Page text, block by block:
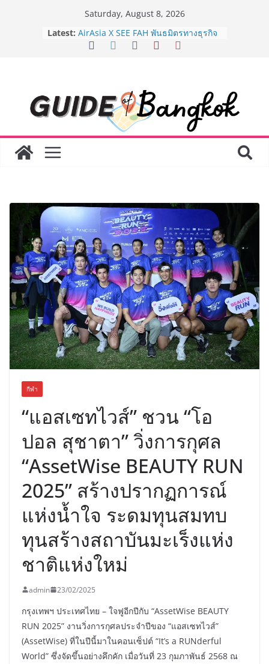
Saturday, August 8, 2026
Latest: AirAsia X SEE FAH พันธมิตรทางธุรกิจ
ยาวนานกว่า 20 ปี ต่อยอดเสิร์ฟความ
“BIO TRADE CONNECT 2026” ยก
ระดับผลิตภัณฑ์ท้องถิ่นสู่ตลาดเชิง
พาณิชย์อย่างยั่งยืน
LORDNINE จัดศึกคนดังสายเกม ไทย
ปะทะ ฟิลิปปินส์ ใน “Rise of the Tenth
ได้เตรียมนักเรียนเพียงเพื่อก้าวเข้าสู่
มหาวิทยาลัยเท่านั้น แต่ยังเตรียมพวก
เขาให้พร้อมเป็นผู้กำหนดอนาคต”
8.8 “ซูเลียน” รวมพลังนักธุรกิจทั่ว
ประเทศ จัดประชุมใหญ่แห่งปี พบ CEO
“ดร.ปิยะวัฒน์” ถ่ายทอดวิสัยทัศน์ธุรกิจ
พร้อมฟรีคอนเสิร์ต “โชค รถแห่” ยกวง
กีฬา
“แอสเซทไวส์” ชวน “โอ
ปอล สุชาตา” วิ่งการกุศล
“AssetWise BEAUTY RUN
2025” สร้างปรากฏการณ์
แห่งน้ำใจ ระดมทุนสมทบ
ทุนสร้างสถาบันมะเร็งแห่ง
ชาติแห่งใหม่
admin 23/02/2025
กรุงเทพฯ ประเทศไทย – ใจฟูอีกปีกับ “AssetWise BEAUTY
RUN 2025” งานวิ่งการกุศลประจำปีของ “แอสเซทไวส์”
(AssetWise) ที่ในปีนี้มาในคอนเซ็ปต์ “It’s a RUNderful
World” ซึ่งจัดขึ้นอย่างคึกคัก เมื่อวันที่ 23 กุมภาพันธ์ 2568 ณ